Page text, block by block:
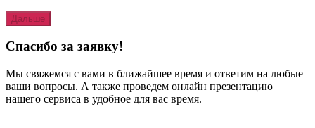
Дальше
Спасибо за заявку!
Мы свяжемся с вами в ближайшее время и ответим на любые
ваши вопросы. А также проведем онлайн презентацию
нашего сервиса в удобное для вас время.